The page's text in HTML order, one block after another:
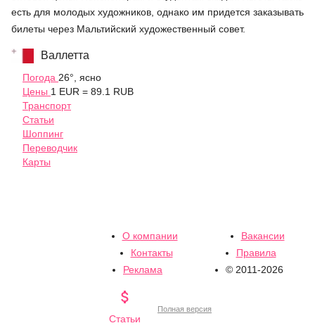
есть для молодых художников, однако им придется заказывать
билеты через Мальтийский художественный совет.
Валлетта
Погода 26°, ясно
Цены 1 EUR = 89.1 RUB
Транспорт
Статьи
Шоппинг
Переводчик
Карты
О компании
Вакансии
Контакты
Правила
Реклама
© 2011-2026

Статьи
Полная версия